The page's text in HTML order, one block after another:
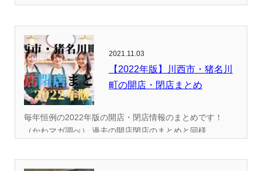
2021.11.03
【2022年版】川西市・猪名川
町の開店・閉店まとめ
毎年恒例の2022年版の開店・閉店情報のまとめです！
（かわマガ調べ） 過去の開店閉店のまとめと同様...